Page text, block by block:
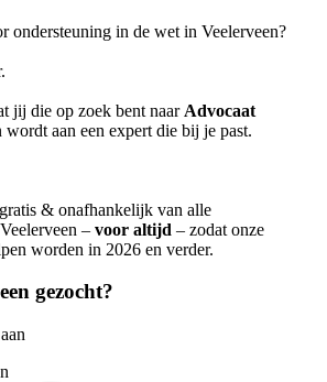
ondersteuning in de wet in Veelerveen?
jij die op zoek bent naar Advocaat
wordt aan een expert die bij je past.
& onafhankelijk van alle
– voor altijd – zodat onze
worden in 2026 en verder.
gezocht?